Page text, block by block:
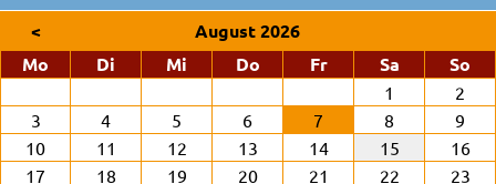
<
August 2026
Mo
Di enstagMi ttwochDonnerstag
Freitag SamstagSo
1
2
3
4 5 6 7 8
9
10
11 12 13 14 15
16
17
18 19 20 21 22
23